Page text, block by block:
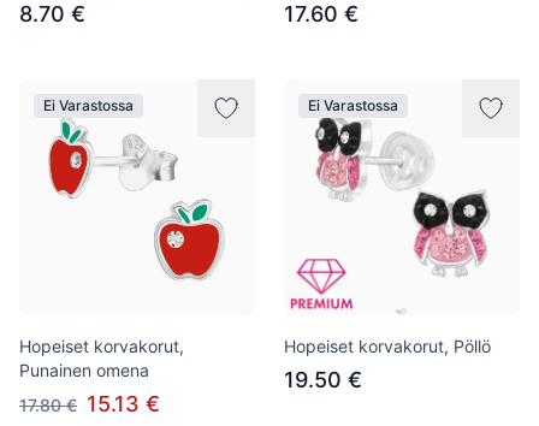
8.70 € 17.60 €
Ei Varastossa
Hopeiset korvakorut,
Punainen omena
17.80 € 15.13 €
Ei Varastossa
Hopeiset korvakorut, Pöllö
19.50 €